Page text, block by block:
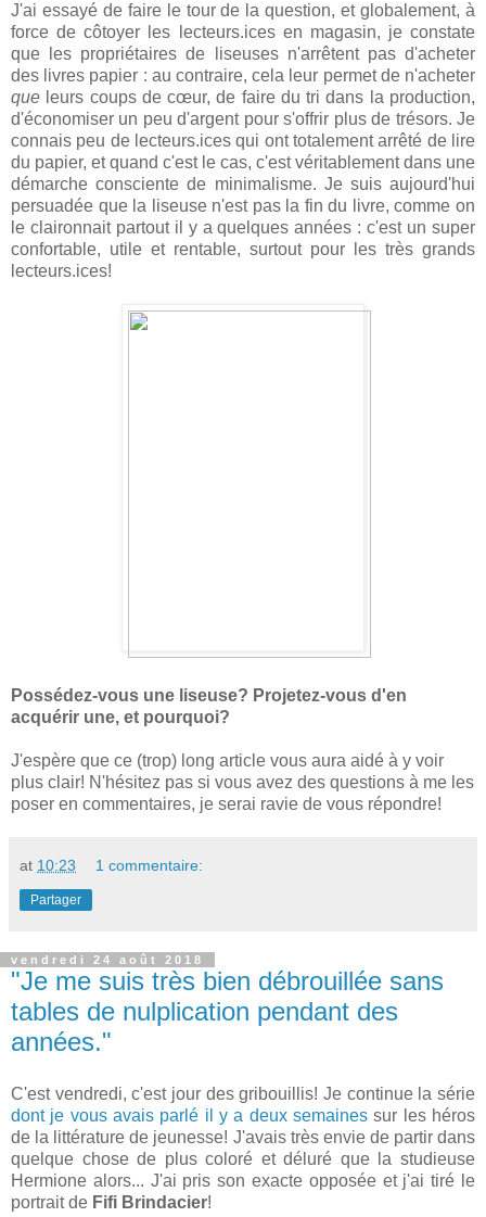
J'ai essayé de faire le tour de la question, et globalement, à
force de côtoyer les lecteurs.ices en magasin, je constate
que les propriétaires de liseuses n'arrêtent pas d'acheter
des livres papier : au contraire, cela leur permet de n'acheter
que leurs coups de cœur, de faire du tri dans la production,
d'économiser un peu d'argent pour s'offrir plus de trésors. Je
connais peu de lecteurs.ices qui ont totalement arrêté de lire
du papier, et quand c'est le cas, c'est véritablement dans une
démarche consciente de minimalisme. Je suis aujourd'hui
persuadée que la liseuse n'est pas la fin du livre, comme on
le claironnait partout il y a quelques années : c'est un super
confortable, utile et rentable, surtout pour les très grands
lecteurs.ices!
Possédez-vous une liseuse? Projetez-vous d'en
acquérir une, et pourquoi?
J'espère que ce (trop) long article vous aura aidé à y voir
plus clair! N'hésitez pas si vous avez des questions à me les
poser en commentaires, je serai ravie de vous répondre!
at 10:23 1 commentaire:
Partager
vendredi 24 août 2018
"Je me suis très bien débrouillée sans
tables de nulplication pendant des
années."
C'est vendredi, c'est jour des gribouillis! Je continue la série
dont je vous avais parlé il y a deux semaines sur les héros
de la littérature de jeunesse! J'avais très envie de partir dans
quelque chose de plus coloré et déluré que la studieuse
Hermione alors... J'ai pris son exacte opposée et j'ai tiré le
portrait de Fifi Brindacier!